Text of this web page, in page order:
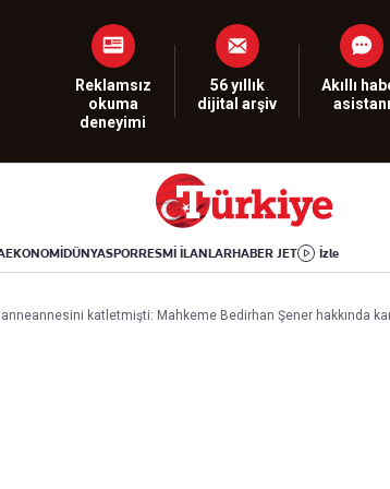
Reklamsız
okuma
deneyimi
56 yıllık
dijital arşiv
Akıllı
asistanı
EKONOMİDÜNYASPORRESMİ İLANLARHABER JET İzle
Orta Doğu
Avrupa
Amerika
İsrail-Gazze
Yaşam
Sağlık
Hava Durumu
Yemek
Aktüel
Kitap
katletmişti: Mahkeme Bedirhan Şener hakkında